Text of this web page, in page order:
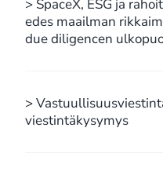
> SpaceX, ESG ja
edes maailman
due diligencen
>
viestintäkysymys